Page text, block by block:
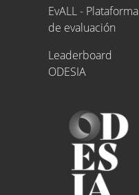
EvALL - Plataforma
de evaluación
Leaderboard
ODESIA